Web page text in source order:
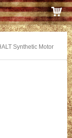
Synthetic Motor